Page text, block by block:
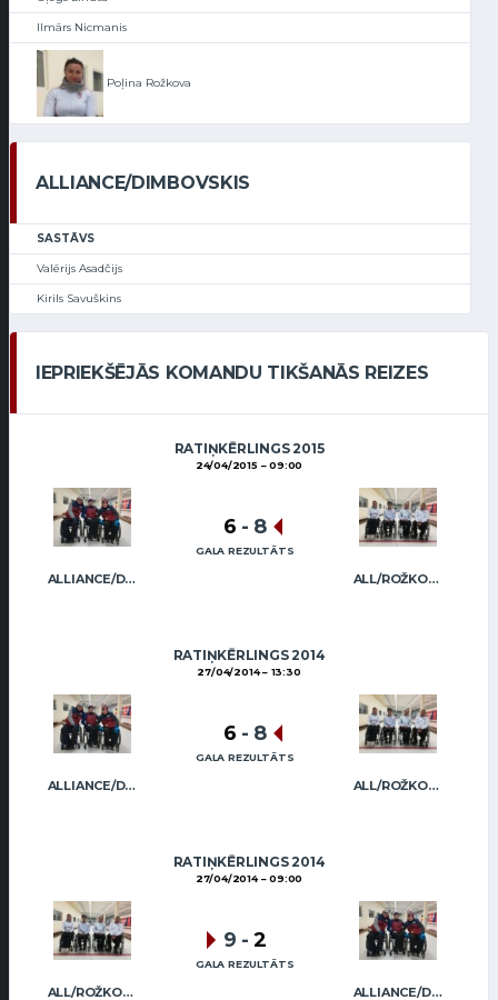
Ilmārs Nicmanis
Poļina Rožkova
ALLIANCE/DIMBOVSKIS
SASTĀVS
Valērijs Asadčijs
Kirils Savuškins
IEPRIEKŠĒJĀS KOMANDU TIKŠANĀS REIZES
RATIŅKĒRLINGS 2015
24/04/2015 09:00
ALLIANCE/DIMBOVSKIS ALL/ROŽKOVA
6 - 8
GALA REZULTĀTS
RATIŅKĒRLINGS 2014
27/04/2014 13:30
ALLIANCE/DIMBOVSKIS ALL/ROŽKOVA
6 - 8
GALA REZULTĀTS
RATIŅKĒRLINGS 2014
27/04/2014 09:00
ALL/ROŽKOVA ALLIANCE/DIMBOVSKIS
9 - 2
GALA REZULTĀTS